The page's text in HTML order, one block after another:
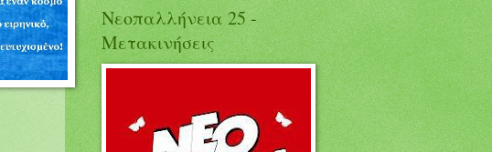
Νεοπαλλήνεια 25 -
Μετακινήσεις